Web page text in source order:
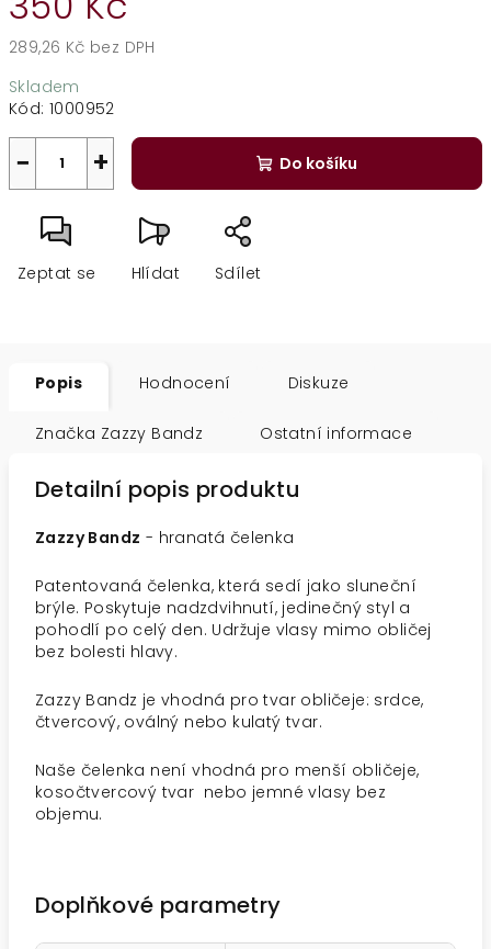
289,26 Kč bez DPH
cena:
Skladem
Kód: 1000952
+
− Do košíku
Zeptat se Hlídat Sdílet
Popis Hodnocení Diskuze
Značka Zazzy Bandz Ostatní informace
Detailní popis produktu
Zazzy Bandz - hranatá čelenka
Patentovaná čelenka, která sedí jako sluneční
brýle. Poskytuje nadzdvihnutí, jedinečný styl a
pohodlí po celý den. Udržuje vlasy mimo obličej
bez bolesti hlavy.
Zazzy Bandz je vhodná pro tvar obličeje: srdce,
čtvercový, oválný nebo kulatý tvar.
Naše čelenka není vhodná pro menší obličeje,
kosočtvercový tvar nebo jemné vlasy bez
objemu.
Doplňkové parametry